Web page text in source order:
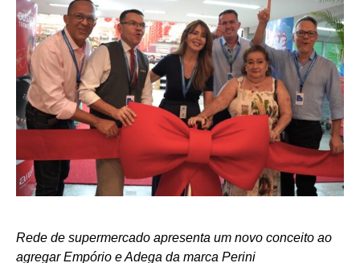
Rede de supermercado apresenta um novo conceito ao
agregar Empório e Adega da marca Perini